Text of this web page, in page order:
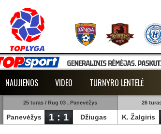
NAUJIENOS VIDEO TURNYRO LENTELĖ
25 turas / Rug 03 , Panevėžys
Panevėžys 1 : 1 Džiugas
26
K. Žalgiris